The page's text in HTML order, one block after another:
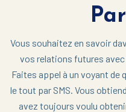
Vous souhaitez en savoir
vos relations futures
Faites appel à un voyant de
le tout par SMS. Vous
avez toujours voulu